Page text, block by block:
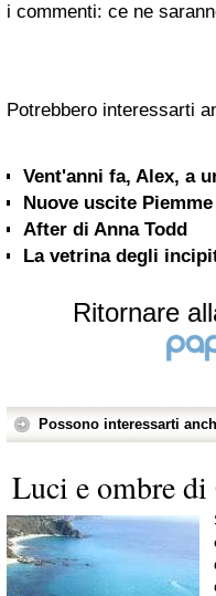
i commenti: ce ne
Potrebbero interessarti
Vent'anni fa, Alex, a
Nuove uscite Piemme
After di Anna Todd
La vetrina degli
Ritornare
Possono interessarti
Luci e ombre